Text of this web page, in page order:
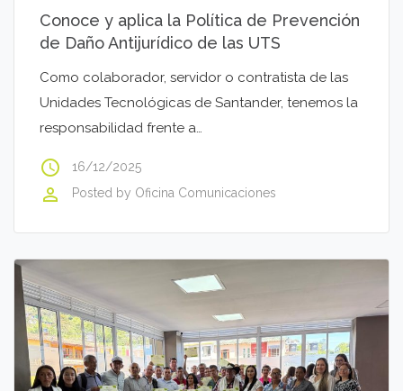
Conoce y aplica la Política de Prevención
de Daño Antijurídico de las UTS
Como colaborador, servidor o contratista de las
Unidades Tecnológicas de Santander, tenemos la
responsabilidad frente a…
access_time 16/12/2025
perm_identity Posted by Oficina Comunicaciones